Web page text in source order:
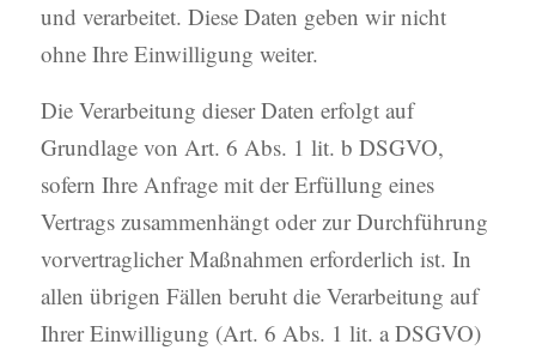
und verarbeitet. Diese Daten geben wir nicht
ohne Ihre Einwilligung weiter.
Die Verarbeitung dieser Daten erfolgt auf
Grundlage von Art. 6 Abs. 1 lit. b DSGVO,
sofern Ihre Anfrage mit der Erfüllung eines
Vertrags zusammenhängt oder zur Durchführung
vorvertraglicher Maßnahmen erforderlich ist. In
allen übrigen Fällen beruht die Verarbeitung auf
Ihrer Einwilligung (Art. 6 Abs. 1 lit. a DSGVO)